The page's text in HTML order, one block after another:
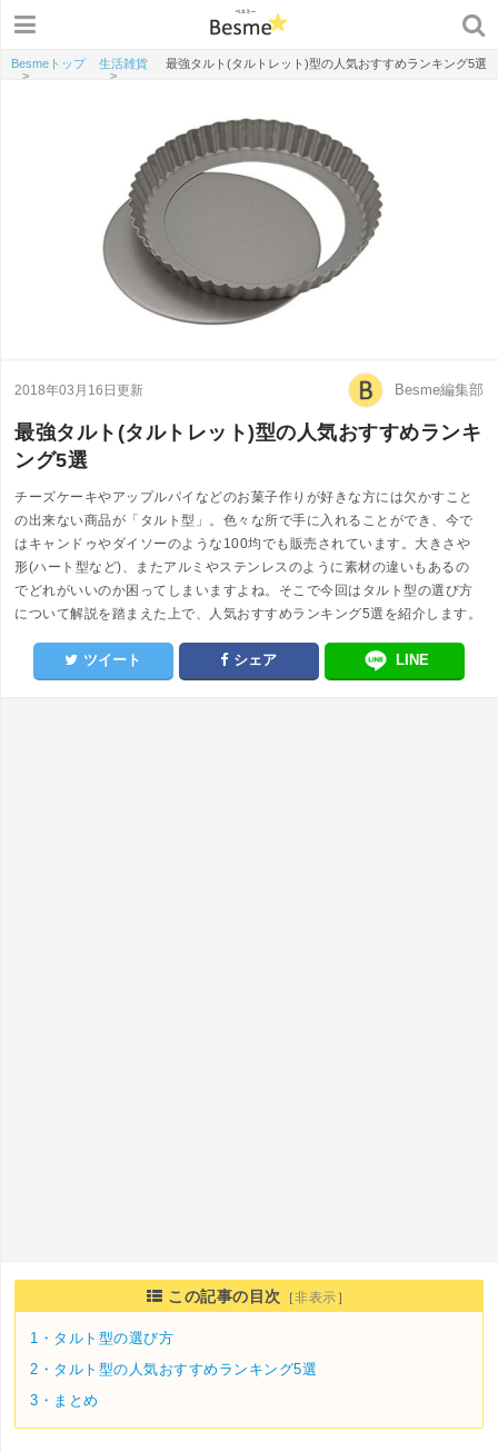
Besmeトップ
>
生活雑貨
>
最強タルト(タルトレット)型の人気おすすめランキング5選
2018年03月16日更新 Besme編集部
最強タルト(タルトレット)型の人気おすすめランキ
ング5選
チーズケーキやアップルパイなどのお菓子作りが好きな方には欠かすこと
の出来ない商品が「タルト型」。色々な所で手に入れることができ、今で
はキャンドゥやダイソーのような100均でも販売されています。大きさや
形(ハート型など)、またアルミやステンレスのように素材の違いもあるの
でどれがいいのか困ってしまいますよね。そこで今回はタルト型の選び方
について解説を踏まえた上で、人気おすすめランキング5選を紹介します。
ツイート シェア LINE
この記事の目次 ［非表示 ］
1・ タルト型の選び方
2・ タルト型の人気おすすめランキング5選
3・ まとめ